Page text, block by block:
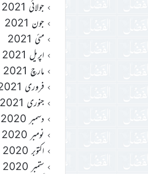
جولائی 2021
جون 2021
مئی 2021
اپریل 2021
مارچ 2021
فروری 2021
جنوری 2021
دسمبر 2020
نومبر 2020
اکتوبر 2020
ستمبر 2020